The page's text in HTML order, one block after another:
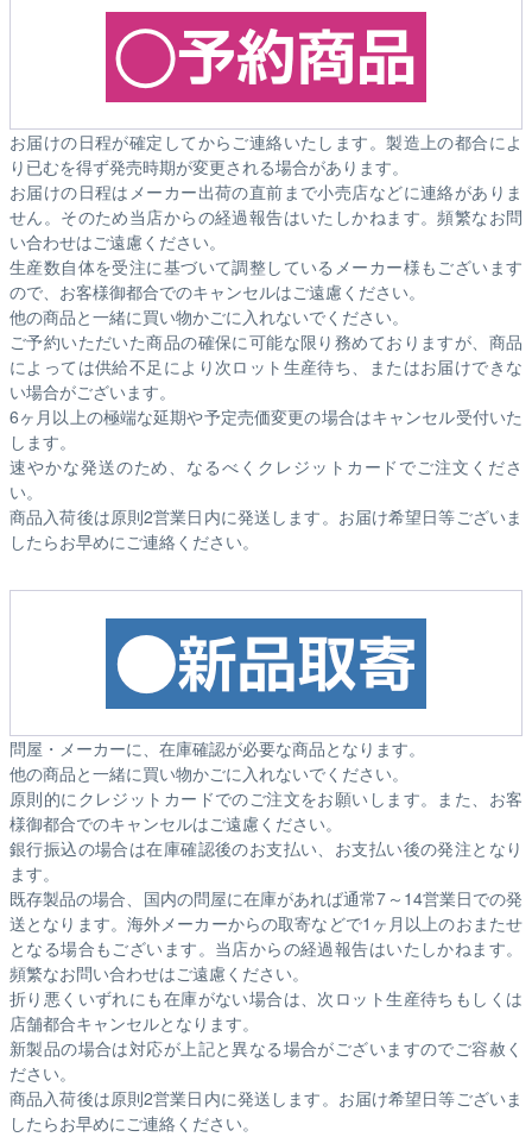
お届けの日程が確定してからご連絡いたします。製造上の都合によ
り已むを得ず発売時期が変更される場合があります。
お届けの日程はメーカー出荷の直前まで小売店などに連絡がありま
せん。そのため当店からの経過報告はいたしかねます。頻繁なお問
い合わせはご遠慮ください。
生産数自体を受注に基づいて調整しているメーカー様もございます
ので、お客様御都合でのキャンセルはご遠慮ください。
他の商品と一緒に買い物かごに入れないでください。
ご予約いただいた商品の確保に可能な限り務めておりますが、商品
によっては供給不足により次ロット生産待ち、またはお届けできな
い場合がございます。
6ヶ月以上の極端な延期や予定売価変更の場合はキャンセル受付いた
します。
速やかな発送のため、なるべくクレジットカードでご注文くださ
い。
商品入荷後は原則2営業日内に発送します。お届け希望日等ございま
したらお早めにご連絡ください。
問屋・メーカーに、在庫確認が必要な商品となります。
他の商品と一緒に買い物かごに入れないでください。
原則的にクレジットカードでのご注文をお願いします。また、お客
様御都合でのキャンセルはご遠慮ください。
銀行振込の場合は在庫確認後のお支払い、お支払い後の発注となり
ます。
既存製品の場合、国内の問屋に在庫があれば通常7～14営業日での発
送となります。海外メーカーからの取寄などで1ヶ月以上のおまたせ
となる場合もございます。 当店からの経過報告はいたしかねます。
頻繁なお問い合わせはご遠慮ください。
折り悪くいずれにも在庫がない場合は、次ロット生産待ちもしくは
店舗都合キャンセルとなります。
新製品の場合は対応が上記と異なる場合がございますのでご容赦く
ださい。
商品入荷後は原則2営業日内に発送します。お届け希望日等ございま
したらお早めにご連絡ください。